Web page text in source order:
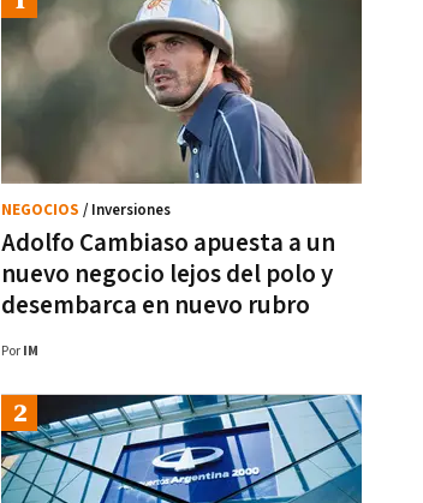
Adolfo Cambiaso apuesta a un
nuevo negocio lejos del polo y
desembarca en nuevo rubro
NEGOCIOS / Inversiones
Por IM